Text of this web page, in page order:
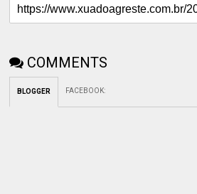
COMMENTS
BLOGGER FACEBOOK: